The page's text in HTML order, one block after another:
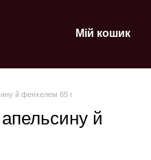
Мій кошик
й фенхелем 65 г
й